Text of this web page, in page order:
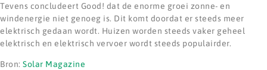
Tevens concludeert Good! dat de enorme groei zonne- en
windenergie niet genoeg is. Dit komt doordat er steeds meer
elektrisch gedaan wordt. Huizen worden steeds vaker geheel
elektrisch en elektrisch vervoer wordt steeds populairder.
Bron: Solar Magazine